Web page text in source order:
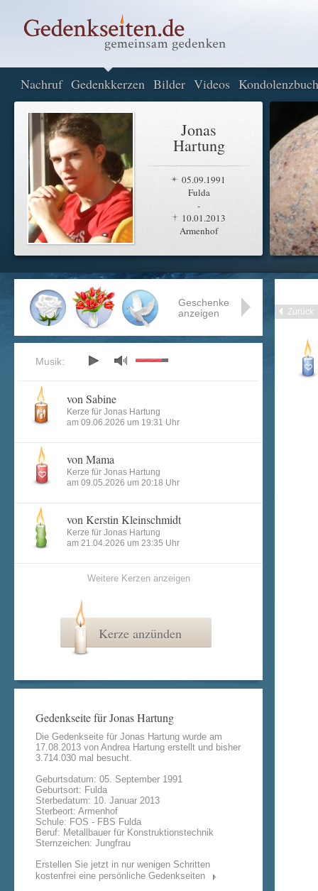
Nachruf Gedenkkerzen Bilder Videos Kondolenzbuch
Jonas
Hartung
05.09.1991
Fulda
-
10.01.2013
Armenhof
Zurück
Geschenke
anzeigen
Musik:
von Sabine
Kerze für Jonas Hartung
am 09.06.2026 um 19:31 Uhr
von Mama
Kerze für Jonas Hartung
am 09.05.2026 um 20:18 Uhr
von Kerstin Kleinschmidt
Kerze für Jonas Hartung
am 21.04.2026 um 23:35 Uhr
Weitere Kerzen anzeigen
Kerze anzünden
Gedenkseite für Jonas Hartung
Die Gedenkseite für Jonas Hartung wurde am
17.08.2013 von Andrea Hartung erstellt und bisher
3.714.030 mal besucht.
Geburtsdatum: 05. September 1991
Geburtsort: Fulda
Sterbedatum: 10. Januar 2013
Sterbeort: Armenhof
Schule: FOS - FBS Fulda
Beruf: Metallbauer für Konstruktionstechnik
Sternzeichen: Jungfrau
Erstellen Sie jetzt in nur wenigen Schritten
kostenfrei eine persönliche Gedenkseiten